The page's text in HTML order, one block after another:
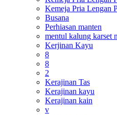
Kemeja Pria Lengan
Busana
Perhiasan manten
mentul kalung karset
Kerjinan Kayu
8
8
2
Kerajinan Tas
Kerajinan kayu
Kerajinan kain
v